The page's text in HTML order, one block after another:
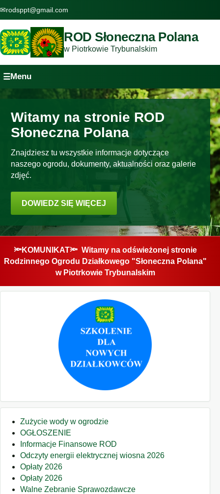
✉rodsppt@gmail.com
ROD Słoneczna Polana
w Piotrkowie Trybunalskim
☰Menu
Witamy na stronie ROD
Słoneczna Polana
Znajdziesz tu wszystkie informacje dotyczące
naszego ogrodu, dokumenty, aktualności oraz galerie
zdjęć.
DOWIEDZ SIĘ WIĘCEJ
🔦KOMUNIKAT🔦 Witamy na odświeżonej stronie
Rodzinnego Ogrodu Działkowego "Słoneczna Polana"
w Piotrkowie Trybunalskim
Zużycie wody w ogrodzie
OGŁOSZENIE
Informacje Finansowe ROD
Odczyty energii elektrycznej wiosna 2026
Opłaty 2026
Opłaty 2026
Walne Zebranie Sprawozdawcze